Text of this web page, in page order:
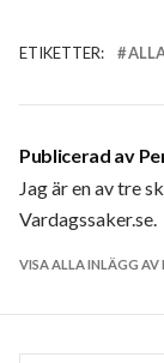
ETIKETTER:
Publicerad av
Jag är en av tre
Vardagssaker.se.
VISA ALLA INLÄGG AV